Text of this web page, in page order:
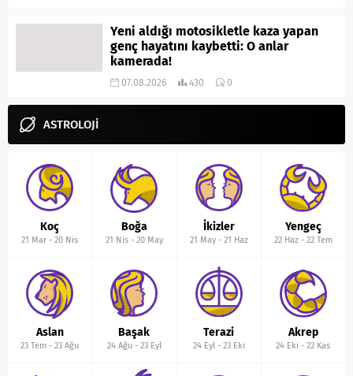
Yeni aldığı motosikletle kaza yapan
genç hayatını kaybetti: O anlar
kamerada!
07.08.2026 430 0
ASTROLOJİ
Koç
21 Mar -20 Nis
Boğa
21 Nis- 20 May
İkizler
21 May- 21 Haz
Yengeç
22 Haz- 22 Tem
Aslan
23 Tem -23 Ağu
Başak
24 Ağu- 23 Eyl
Terazi
24 Eyl - 23 Eki
Akrep
24 Eki -22 Kas